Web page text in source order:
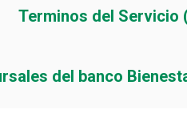
Terminos del Servicio
del banco